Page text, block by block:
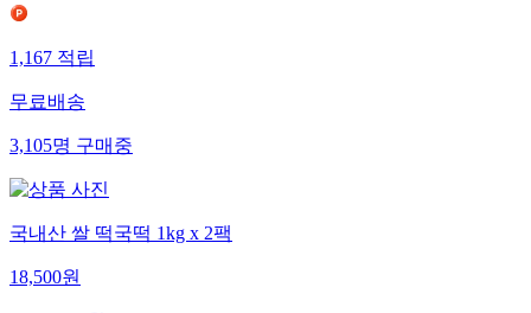
1,167적립
무료배송
3,105명구매중
국내산 쌀 떡국떡 1kg x 2팩
18,500원